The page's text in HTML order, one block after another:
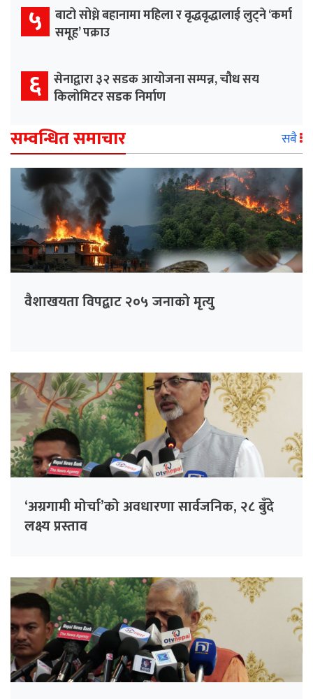
५ बाटो सोध्ने बहानामा महिला र वृद्धवृद्धालाई लुट्ने ‘कर्मा
समूह’ पक्राउ
६ सेनाद्वारा ३२ सडक आयोजना सम्पन्न, चौध सय
किलोमिटर सडक निर्माण
सम्वन्धित समाचार सबै
वैशाखयता विपद्बाट २०५ जनाको मृत्यु
‘अग्रगामी मोर्चा’को अवधारणा सार्वजनिक, २८ बुँदे
लक्ष्य प्रस्ताव